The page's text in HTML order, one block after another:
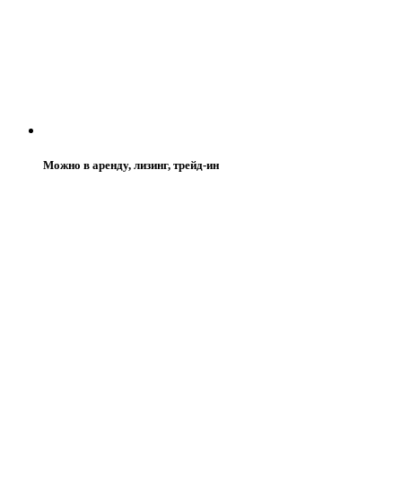
Можно в аренду, лизинг, трейд-ин